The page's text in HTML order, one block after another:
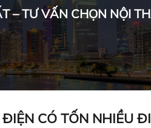
– TƯ VẤN CHỌN NỘI
CÓ TỐN NHIỀU